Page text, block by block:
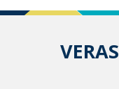
VERAS